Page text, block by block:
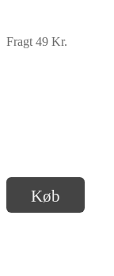
Fragt 49 Kr.
Køb